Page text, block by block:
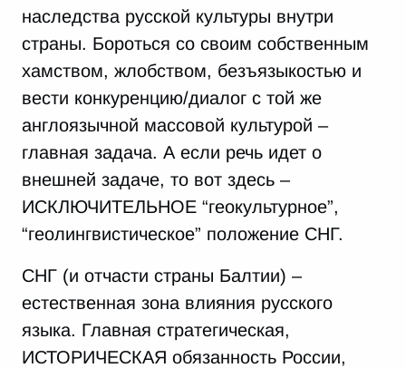
наследства русской культуры внутри
страны. Бороться со своим собственным
хамством, жлобством, безъязыкостью и
вести конкуренцию/диалог с той же
англоязычной массовой культурой –
главная задача. А если речь идет о
внешней задаче, то вот здесь –
ИСКЛЮЧИТЕЛЬНОЕ “геокультурное”,
“геолингвистическое” положение СНГ.
СНГ (и отчасти страны Балтии) –
естественная зона влияния русского
языка. Главная стратегическая,
ИСТОРИЧЕСКАЯ обязанность России,